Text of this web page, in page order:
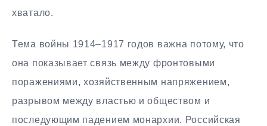
хватало.
Тема войны 1914–1917 годов важна потому, что
она показывает связь между фронтовыми
поражениями, хозяйственным напряжением,
разрывом между властью и обществом и
последующим падением монархии. Российская